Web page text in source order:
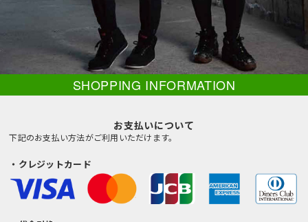
SHOPPING INFORMATION
お支払いについて
下記のお支払い方法がご利用いただけます。
・クレジットカード